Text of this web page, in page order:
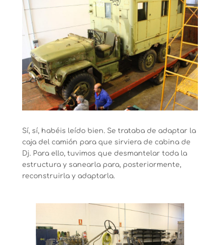
Sí, sí, habéis leído bien. Se trataba de adaptar la
caja del camión para que sirviera de cabina de
Dj. Para ello, tuvimos que desmantelar toda la
estructura y sanearla para, posteriormente,
reconstruirla y adaptarla.